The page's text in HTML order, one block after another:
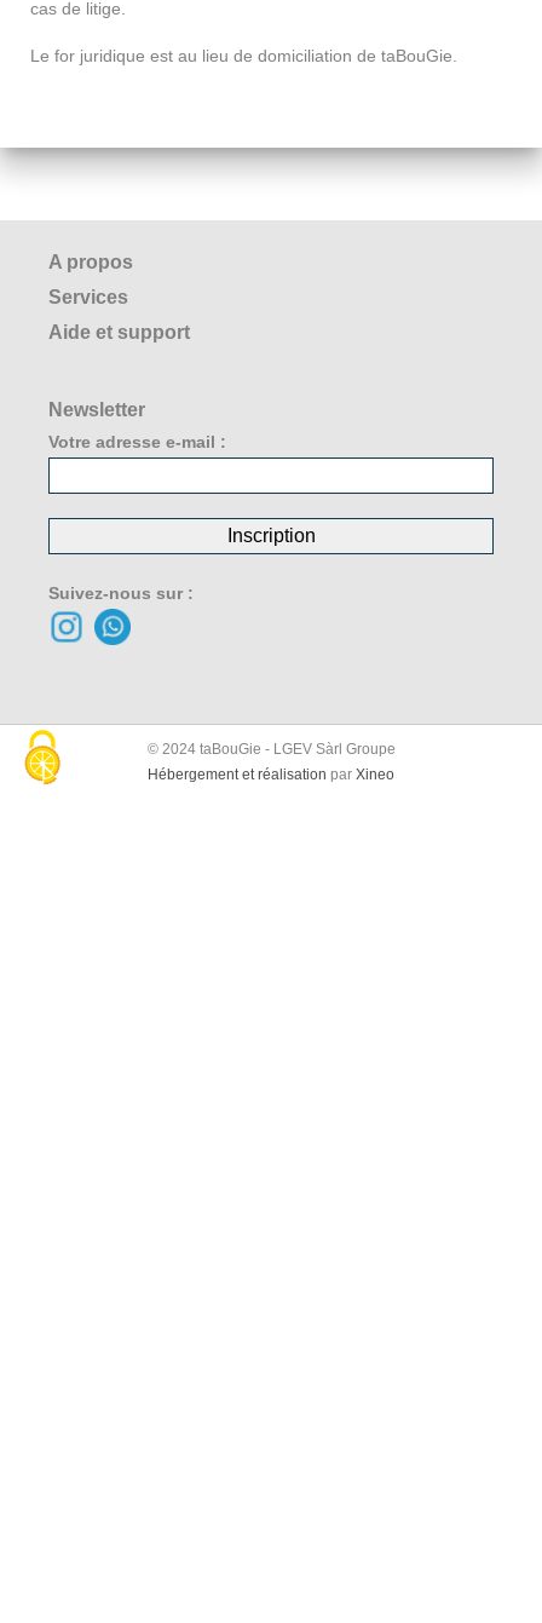
cas de litige.
Le for juridique est au lieu de domiciliation de taBouGie.
A propos
Fabrication
Conseils d'utilisation
Politique de confidentialité
et protection des données
Conditions générales de vente
Services
Recharge
Paiement
Livraison
Aide et support
FAQ
Suivi de commande
Connexion
Devenir partenaire
Newsletter
Votre adresse e-mail :
Suivez-nous sur :
©2024 taBouGie - LGEV Sàrl Groupe
Hébergement et réalisation par Xineo